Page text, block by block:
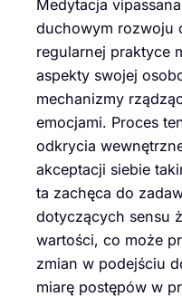
Medytacja
duchowym rozwoju
regularnej praktyce
aspekty swojej
mechanizmy
emocjami. Proces
odkrycia
akceptacji siebie
ta zachęca do
dotyczących sensu
wartości, co może
zmian w podejściu
miarę postępów w